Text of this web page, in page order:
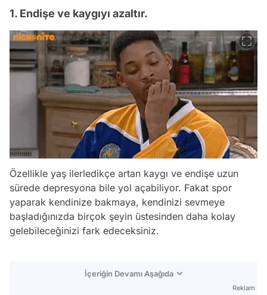
1. Endişe ve kaygıyı azaltır.
Özellikle yaş ilerledikçe artan kaygı ve endişe uzun
sürede depresyona bile yol açabiliyor. Fakat spor
yaparak kendinize bakmaya, kendinizi sevmeye
başladığınızda birçok şeyin üstesinden daha kolay
gelebileceğinizi fark edeceksiniz.
İçeriğin Devamı Aşağıda
Reklam